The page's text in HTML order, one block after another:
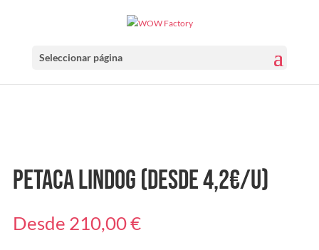
Seleccionar página
Petaca Lindog (Desde 4,2€/u)
Desde 210,00€